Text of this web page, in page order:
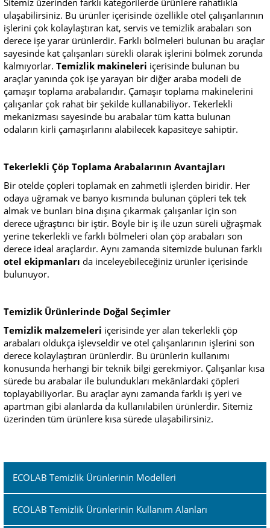
ulaşabilirsiniz. Bu ürünler içerisinde özellikle otel çalışanlarının
işlerini çok kolaylaştıran kat, servis ve temizlik arabaları son
derece işe yarar ürünlerdir. Farklı bölmeleri bulunan bu araçlar
sayesinde kat çalışanları sürekli olarak işlerini bölmek zorunda
kalmıyorlar. Temizlik makineleri içerisinde bulunan bu
araçlar yanında çok işe yarayan bir diğer araba modeli de
çamaşır toplama arabalarıdır. Çamaşır toplama makinelerini
çalışanlar çok rahat bir şekilde kullanabiliyor. Tekerlekli
mekanizması sayesinde bu arabalar tüm katta bulunan
odaların kirli çamaşırlarını alabilecek kapasiteye sahiptir.
Tekerlekli Çöp Toplama Arabalarının Avantajları
Bir otelde çöpleri toplamak en zahmetli işlerden biridir. Her
odaya uğramak ve banyo kısmında bulunan çöpleri tek tek
almak ve bunları bina dışına çıkarmak çalışanlar için son
derece uğraştırıcı bir iştir. Böyle bir iş ile uzun süreli uğraşmak
yerine tekerlekli ve farklı bölmeleri olan çöp arabaları son
derece ideal araçlardır. Aynı zamanda sitemizde bulunan farklı
otel ekipmanları da inceleyebileceğiniz ürünler içerisinde
bulunuyor.
Temizlik Ürünlerinde Doğal Seçimler
Temizlik malzemeleri içerisinde yer alan tekerlekli çöp
arabaları oldukça işlevseldir ve otel çalışanlarının işlerini son
derece kolaylaştıran ürünlerdir. Bu ürünlerin kullanımı
konusunda herhangi bir teknik bilgi gerekmiyor. Çalışanlar kısa
sürede bu arabalar ile bulundukları mekânlardaki çöpleri
toplayabiliyorlar. Bu araçlar aynı zamanda farklı iş yeri ve
apartman gibi alanlarda da kullanılabilen ürünlerdir. Sitemiz
üzerinden tüm ürünlere kısa sürede ulaşabilirsiniz.
ECOLAB Temizlik Ürünlerinin Modelleri
ECOLAB Temizlik Ürünlerinin Kullanım Alanları